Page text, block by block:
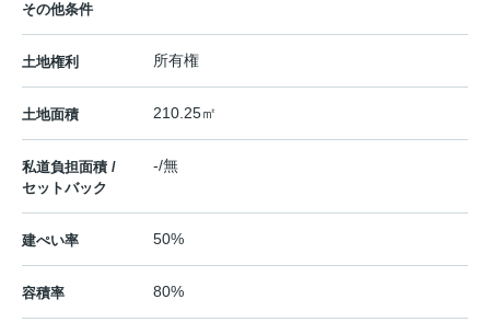
その他条件
土地権利 所有権
土地面積 210.25㎡
私道負担面積 /
セットバック
-/無
建ぺい率 50%
容積率 80%